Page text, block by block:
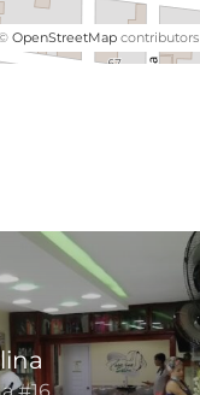
OpenStreetMapcontributors